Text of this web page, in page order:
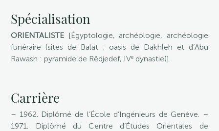
Spécialisation
ORIENTALISTE[Égyptologie, archéologie, archéologie
funéraire (sites de Balat : oasis de Dakhleh et d’Abu
Rawash : pyramide de Rêdjedef, IVe dynastie)].
Carrière
– 1962. Diplômé de l’École d’Ingénieurs de Genève. –
1971. Diplômé du Centre d’Études Orientales de